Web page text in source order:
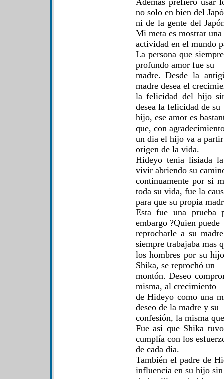
no solo en bien del
ni de la gente del
Mi meta es mostrar una
actividad en el mundo
La persona que
profundo amor fue su
madre. Desde la
madre desea el
la felicidad del hijo
desea la felicidad de su
hijo, ese amor es
que, con
un dia el hijo va a
origen de la vida.
Hideyo tenia lisiada
vivir abriendo su
continuamente por si
toda su vida, fue la
para que su propia
Esta fue una prueba
embargo ?Quien puede
reprocharle a su
siempre trabajaba mas
los hombres por su
Shika, se reprochó un
montón. Deseo
misma, al crecimiento
de Hideyo como una
deseo de la madre y su
confesión, la misma
Fue así que Shika
cumplía con los
de cada día.
También el padre de
influencia en su hijo sin